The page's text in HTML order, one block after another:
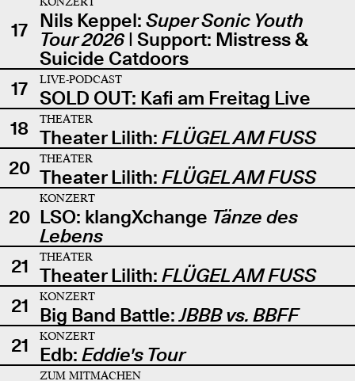
17 Nils Keppel: Super Sonic Youth
Tour 2026| Support: Mistress &
Suicide Catdoors
17
LIVE-PODCAST
SOLD OUT: Kafi am Freitag Live
18
THEATER
Theater Lilith: FLÜGEL AM FUSS
20
THEATER
Theater Lilith: FLÜGEL AM FUSS
20
KONZERT
LSO: klangXchange Tänze des
Lebens
21
THEATER
Theater Lilith: FLÜGEL AM FUSS
21
KONZERT
Big Band Battle:JBBB vs. BBFF
21
KONZERT
Edb: Eddie's Tour
ZUM MITMACHEN